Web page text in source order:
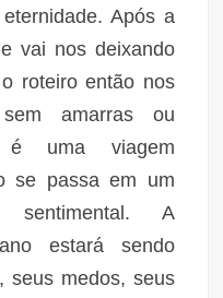
Após a
vai nos deixando
roteiro então nos
amarras ou
é uma viagem
se passa em um
sentimental. A
estará sendo
seus medos, seus